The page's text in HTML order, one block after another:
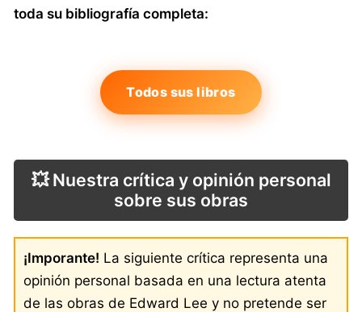
toda su bibliografía completa:
Todos sus libros
💥 Nuestra crítica y opinión personal
sobre sus obras
¡Imporante! La siguiente crítica representa una
opinión personal basada en una lectura atenta
de las obras de Edward Lee y no pretende ser